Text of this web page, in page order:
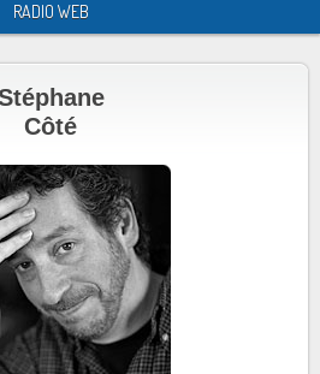
RADIO WEB
Côté